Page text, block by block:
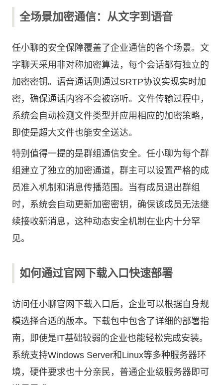
全场景加密通信：从文字到语音
任小聊的安全保障覆盖了企业通信的各个场景。文
字聊天采用非对称加密算法，每个会话都有独立的
加密密钥。语音通话则通过SRTP协议实现实时加
密，确保通话内容不会被窃听。文件传输过程中，
系统会自动检测文件类型并应用相应的加密策略，
即使是超大文件也能安全送达。
特别值得一提的是群组通信安全。任小聊为每个群
组建立了独立的加密通道，群主可以设置严格的成
员准入机制和消息传播范围。当有成员退出群组
时，系统会自动更新加密密钥，确保该成员无法继
续接收新消息，这种动态安全机制在业内十分罕
见。
如何通过官网下载入口快速部署
访问任小聊官网下载入口后，企业可以根据自身规
模选择合适的版本。下载包中包含了详细的部署指
南，即使是IT基础较弱的企业也能轻松完成安装。
系统支持Windows Server和Linux等多种服务器环
境，硬件要求也十分亲民，普通企业级服务器即可